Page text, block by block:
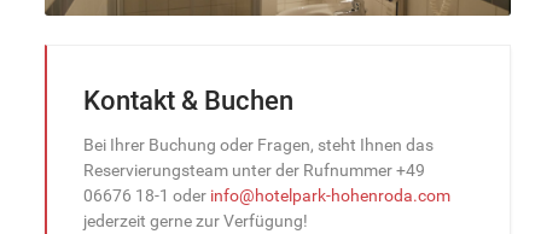
Kontakt & Buchen
Bei Ihrer Buchung oder Fragen, steht Ihnen das
Reservierungsteam unter der Rufnummer +49
06676 18-1 oder info@hotelpark-hohenroda.com
jederzeit gerne zur Verfügung!